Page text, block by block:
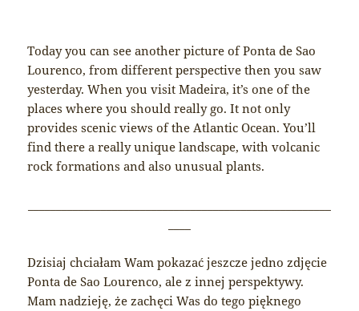
Today you can see another picture of Ponta de Sao
Lourenco, from different perspective then you saw
yesterday. When you visit Madeira, it’s one of the
places where you should really go. It not only
provides scenic views of the Atlantic Ocean. You’ll
find there a really unique landscape, with volcanic
rock formations and also unusual plants.
Dzisiaj chciałam Wam pokazać jeszcze jedno zdjęcie
Ponta de Sao Lourenco, ale z innej perspektywy.
Mam nadzieję, że zachęci Was do tego pięknego